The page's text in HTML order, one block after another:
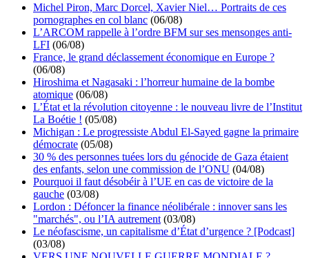
Michel Piron, Marc Dorcel, Xavier Niel… Portraits de ces
pornographes en col blanc (06/08)
L’ARCOM rappelle à l’ordre BFM sur ses mensonges anti-
LFI (06/08)
France, le grand déclassement économique en Europe ?
(06/08)
Hiroshima et Nagasaki : l’horreur humaine de la bombe
atomique (06/08)
L’État et la révolution citoyenne : le nouveau livre de l’Institut
La Boétie ! (05/08)
Michigan : Le progressiste Abdul El-Sayed gagne la primaire
démocrate (05/08)
30 % des personnes tuées lors du génocide de Gaza étaient
des enfants, selon une commission de l’ONU (04/08)
Pourquoi il faut désobéir à l’UE en cas de victoire de la
gauche (03/08)
Lordon : Défoncer la finance néolibérale : innover sans les
"marchés", ou l’IA autrement (03/08)
Le néofascisme, un capitalisme d’État d’urgence ? [Podcast]
(03/08)